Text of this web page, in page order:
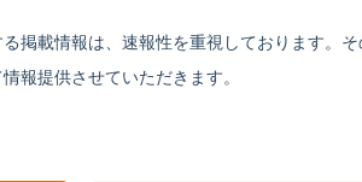
本サイト
掲載情報は、速報性を重視しております。
報提供させていただきます。